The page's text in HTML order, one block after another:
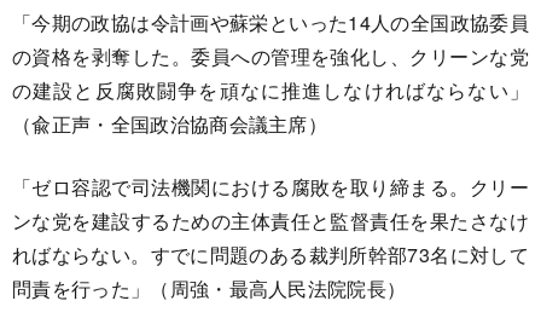
「今期の政協は令計画や蘇栄といった14人の全国政協委員
の資格を剥奪した。委員への管理を強化し、クリーンな党
の建設と反腐敗闘争を頑なに推進しなければならない」
（兪正声・全国政治協商会議主席）
「ゼロ容認で司法機関における腐敗を取り締まる。クリー
ンな党を建設するための主体責任と監督責任を果たさなけ
ればならない。すでに問題のある裁判所幹部73名に対して
問責を行った」（周強・最高人民法院院長）